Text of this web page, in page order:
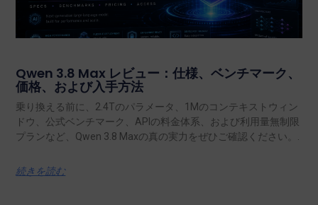
Qwen 3.8 Max レビュー：仕様、ベンチマーク、
価格、および入手方法
乗り換える前に、2.4Tのパラメータ、1Mのコンテキストウィン
ドウ、公式ベンチマーク、APIの料金体系、および利用量無制限
プランなど、Qwen 3.8 Maxの真の実力をぜひご確認ください。.
続きを読む